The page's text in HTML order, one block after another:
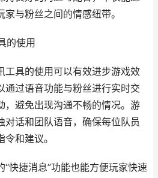
与粉丝之间的情感纽带。
的使用
工具的使用可以有效进步游戏效
通过语音功能与粉丝进行实时交
，避免出现沟通不畅的情况。游
对话和团队语音，确保每位队员
和建议。
“快捷消息”功能也能方便玩家快速